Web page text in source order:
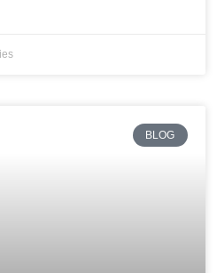
BLOG